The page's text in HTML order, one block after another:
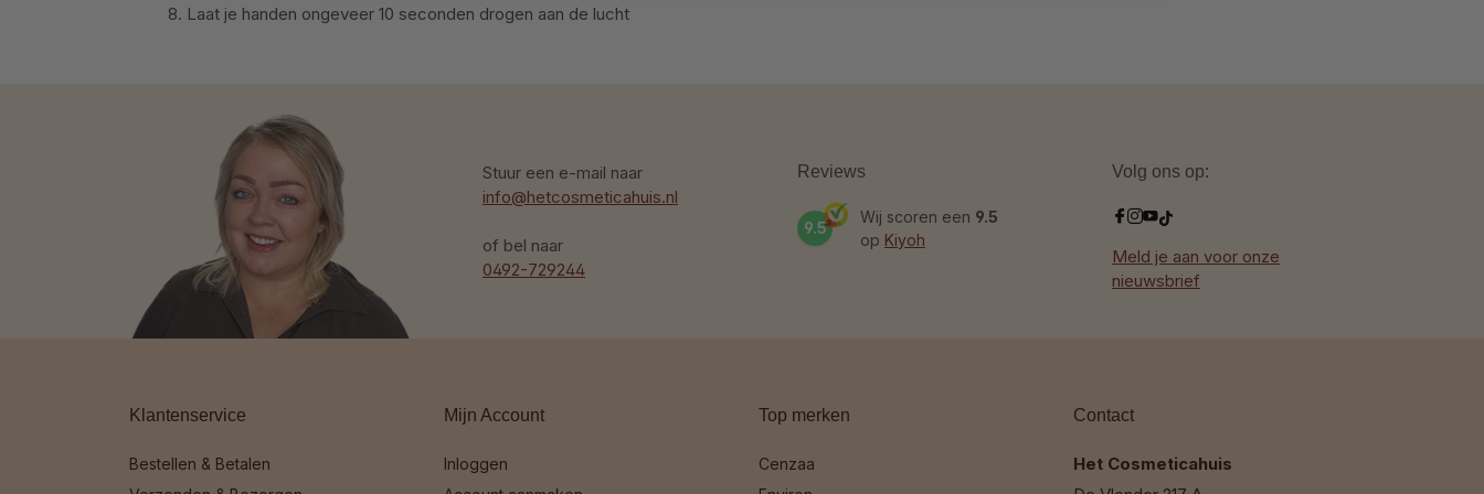
Laat je handen ongeveer 10 seconden drogen aan de lucht
Stuur een e-mail naar
info@hetcosmeticahuis.nl
of bel naar
0492-729244
Reviews
9.5
Wij scoren een 9.5
op Kiyoh
Volg ons op:
Meld je aan voor onze
nieuwsbrief
Klantenservice
Bestellen & Betalen
Mijn Account
Inloggen
Top merken
Cenzaa
Contact
Het Cosmeticahuis